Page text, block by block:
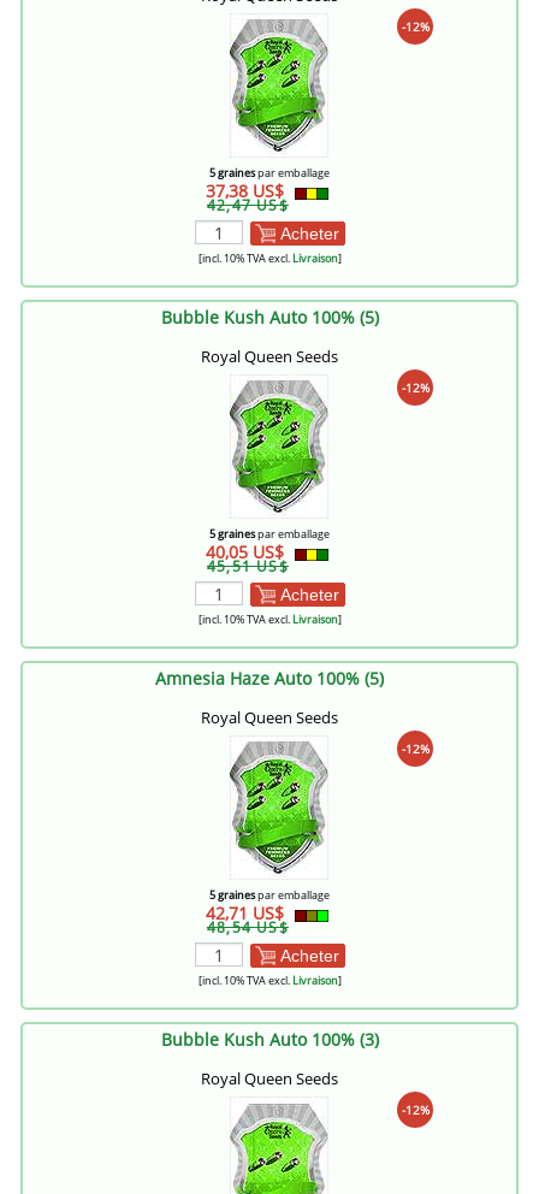
-12%
5 grainespar emballage
37,38 US$
42,47 US$
Acheter
[incl. 10% TVA excl.Livraison]
Bubble Kush Auto 100% (5)
Royal Queen Seeds
-12%
5 grainespar emballage
40,05 US$
45,51 US$
Acheter
[incl. 10% TVA excl.Livraison]
Amnesia Haze Auto 100% (5)
Royal Queen Seeds
-12%
5 grainespar emballage
42,71 US$
48,54 US$
Acheter
[incl. 10% TVA excl.Livraison]
Bubble Kush Auto 100% (3)
Royal Queen Seeds
-12%